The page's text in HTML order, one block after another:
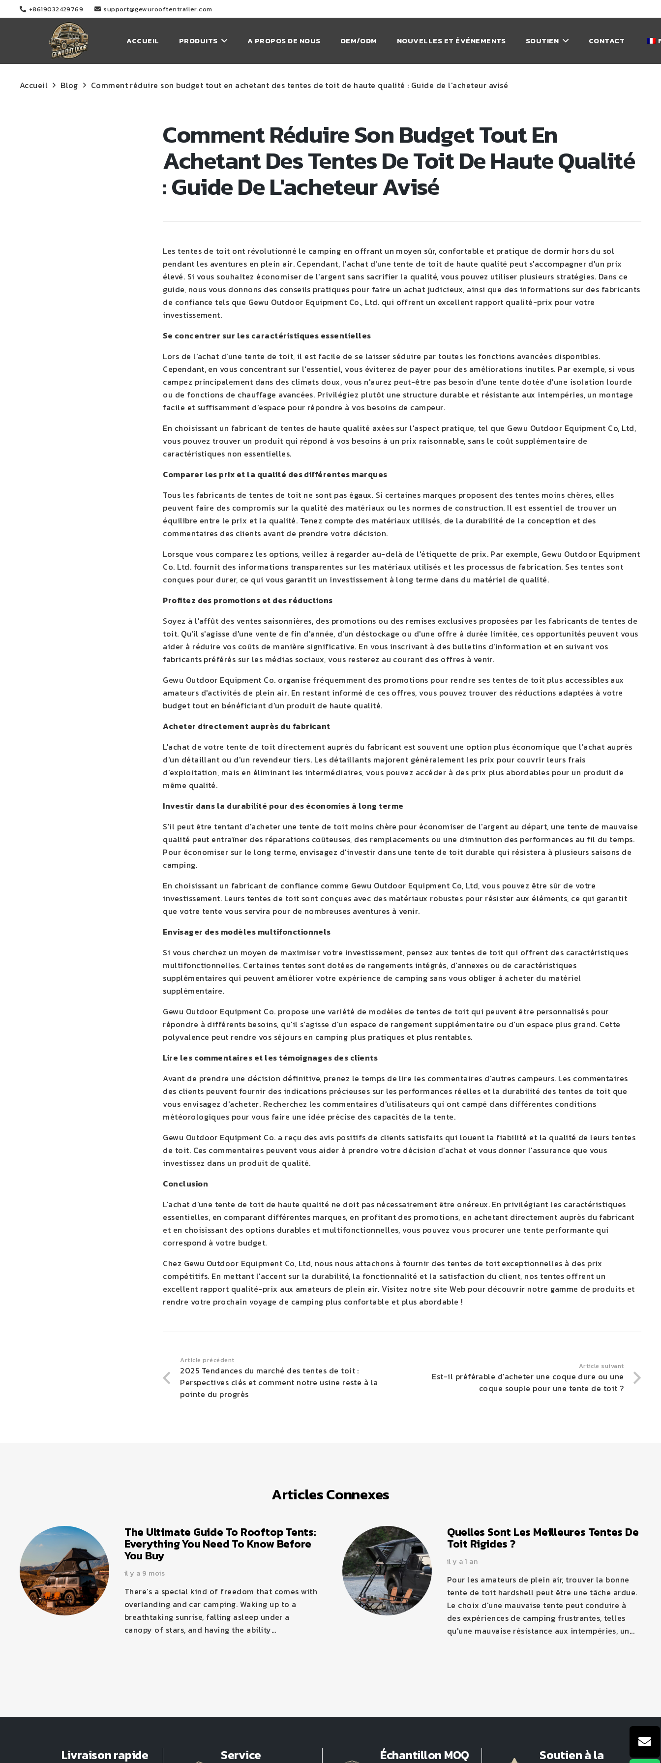
+8619032429769 support@gewurooftentrailer.com
ACCUEIL PRODUITS A PROPOS DE NOUS OEM/ODM NOUVELLES ET ÉVÉNEMENTS SOUTIEN CONTACT
Accueil Blog Comment réduire son budget tout en achetant des tentes de toit de haute qualité : Guide de l'acheteur avisé
Comment Réduire Son Budget Tout En
Achetant Des Tentes De Toit De Haute Qualité
: Guide De L'acheteur Avisé
Les tentes de toit ont révolutionné le camping en offrant un moyen sûr, confortable et pratique de dormir hors du sol
pendant les aventures en plein air. Cependant, l'achat d'une tente de toit de haute qualité peut s'accompagner d'un prix
élevé. Si vous souhaitez économiser de l'argent sans sacrifier la qualité, vous pouvez utiliser plusieurs stratégies. Dans ce
guide, nous vous donnons des conseils pratiques pour faire un achat judicieux, ainsi que des informations sur des fabricants
de confiance tels que Gewu Outdoor Equipment Co., Ltd. qui offrent un excellent rapport qualité-prix pour votre
investissement.
Se concentrer sur les caractéristiques essentielles
Lors de l'achat d'une tente de toit, il est facile de se laisser séduire par toutes les fonctions avancées disponibles.
Cependant, en vous concentrant sur l'essentiel, vous éviterez de payer pour des améliorations inutiles. Par exemple, si vous
campez principalement dans des climats doux, vous n'aurez peut-être pas besoin d'une tente dotée d'une isolation lourde
ou de fonctions de chauffage avancées. Privilégiez plutôt une structure durable et résistante aux intempéries, un montage
facile et suffisamment d'espace pour répondre à vos besoins de campeur.
En choisissant un fabricant de tentes de haute qualité axées sur l'aspect pratique, tel que Gewu Outdoor Equipment Co, Ltd,
vous pouvez trouver un produit qui répond à vos besoins à un prix raisonnable, sans le coût supplémentaire de
caractéristiques non essentielles.
Comparer les prix et la qualité des différentes marques
Tous les fabricants de tentes de toit ne sont pas égaux. Si certaines marques proposent des tentes moins chères, elles
peuvent faire des compromis sur la qualité des matériaux ou les normes de construction. Il est essentiel de trouver un
équilibre entre le prix et la qualité. Tenez compte des matériaux utilisés, de la durabilité de la conception et des
commentaires des clients avant de prendre votre décision.
Lorsque vous comparez les options, veillez à regarder au-delà de l'étiquette de prix. Par exemple, Gewu Outdoor Equipment
Co. Ltd. fournit des informations transparentes sur les matériaux utilisés et les processus de fabrication. Ses tentes sont
conçues pour durer, ce qui vous garantit un investissement à long terme dans du matériel de qualité.
Profitez des promotions et des réductions
Soyez à l'affût des ventes saisonnières, des promotions ou des remises exclusives proposées par les fabricants de tentes de
toit. Qu'il s'agisse d'une vente de fin d'année, d'un déstockage ou d'une offre à durée limitée, ces opportunités peuvent vous
aider à réduire vos coûts de manière significative. En vous inscrivant à des bulletins d'information et en suivant vos
fabricants préférés sur les médias sociaux, vous resterez au courant des offres à venir.
Gewu Outdoor Equipment Co. organise fréquemment des promotions pour rendre ses tentes de toit plus accessibles aux
amateurs d'activités de plein air. En restant informé de ces offres, vous pouvez trouver des réductions adaptées à votre
budget tout en bénéficiant d'un produit de haute qualité.
Acheter directement auprès du fabricant
L'achat de votre tente de toit directement auprès du fabricant est souvent une option plus économique que l'achat auprès
d'un détaillant ou d'un revendeur tiers. Les détaillants majorent généralement les prix pour couvrir leurs frais
d'exploitation, mais en éliminant les intermédiaires, vous pouvez accéder à des prix plus abordables pour un produit de
même qualité.
Investir dans la durabilité pour des économies à long terme
S'il peut être tentant d'acheter une tente de toit moins chère pour économiser de l'argent au départ, une tente de mauvaise
qualité peut entraîner des réparations coûteuses, des remplacements ou une diminution des performances au fil du temps.
Pour économiser sur le long terme, envisagez d'investir dans une tente de toit durable qui résistera à plusieurs saisons de
camping.
En choisissant un fabricant de confiance comme Gewu Outdoor Equipment Co, Ltd, vous pouvez être sûr de votre
investissement. Leurs tentes de toit sont conçues avec des matériaux robustes pour résister aux éléments, ce qui garantit
que votre tente vous servira pour de nombreuses aventures à venir.
Envisager des modèles multifonctionnels
Si vous cherchez un moyen de maximiser votre investissement, pensez aux tentes de toit qui offrent des caractéristiques
multifonctionnelles. Certaines tentes sont dotées de rangements intégrés, d'annexes ou de caractéristiques
supplémentaires qui peuvent améliorer votre expérience de camping sans vous obliger à acheter du matériel
supplémentaire.
Gewu Outdoor Equipment Co. propose une variété de modèles de tentes de toit qui peuvent être personnalisés pour
répondre à différents besoins, qu'il s'agisse d'un espace de rangement supplémentaire ou d'un espace plus grand. Cette
polyvalence peut rendre vos séjours en camping plus pratiques et plus rentables.
Lire les commentaires et les témoignages des clients
Avant de prendre une décision définitive, prenez le temps de lire les commentaires d'autres campeurs. Les commentaires
des clients peuvent fournir des indications précieuses sur les performances réelles et la durabilité des tentes de toit que
vous envisagez d'acheter. Recherchez les commentaires d'utilisateurs qui ont campé dans différentes conditions
météorologiques pour vous faire une idée précise des capacités de la tente.
Gewu Outdoor Equipment Co. a reçu des avis positifs de clients satisfaits qui louent la fiabilité et la qualité de leurs tentes
de toit. Ces commentaires peuvent vous aider à prendre votre décision d'achat et vous donner l'assurance que vous
investissez dans un produit de qualité.
Conclusion
L'achat d'une tente de toit de haute qualité ne doit pas nécessairement être onéreux. En privilégiant les caractéristiques
essentielles, en comparant différentes marques, en profitant des promotions, en achetant directement auprès du fabricant
et en choisissant des options durables et multifonctionnelles, vous pouvez vous procurer une tente performante qui
correspond à votre budget.
Chez Gewu Outdoor Equipment Co, Ltd, nous nous attachons à fournir des tentes de toit exceptionnelles à des prix
compétitifs. En mettant l'accent sur la durabilité, la fonctionnalité et la satisfaction du client, nos tentes offrent un
excellent rapport qualité-prix aux amateurs de plein air. Visitez notre site Web pour découvrir notre gamme de produits et
rendre votre prochain voyage de camping plus confortable et plus abordable !
Article précédent
2025 Tendances du marché des tentes de toit :
Perspectives clés et comment notre usine reste à la
pointe du progrès
Article suivant
Est-il préférable d'acheter une coque dure ou une
coque souple pour une tente de toit ?
Articles Connexes
The Ultimate Guide To Rooftop Tents:
Everything You Need To Know Before
You Buy
il y a 9 mois
There’s a special kind of freedom that comes with
overlanding and car camping. Waking up to a
breathtaking sunrise, falling asleep under a
canopy of stars, and having the ability…
Quelles Sont Les Meilleures Tentes De
Toit Rigides ?
il y a 1 an
Pour les amateurs de plein air, trouver la bonne
tente de toit hardshell peut être une tâche ardue.
Le choix d'une mauvaise tente peut conduire à
des expériences de camping frustrantes, telles
qu'une mauvaise résistance aux intempéries, un...
Livraison rapide
Service
Échantillon MOQ
Soutien à la